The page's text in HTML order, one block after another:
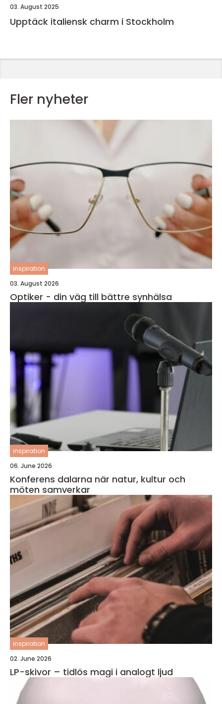
03. August 2025
Upptäck italiensk charm i Stockholm
Fler nyheter
inspiration
03. August 2026
Optiker - din väg till bättre synhälsa
inspiration
06. June 2026
Konferens dalarna när natur, kultur och
möten samverkar
inspiration
02. June 2026
LP-skivor – tidlös magi i analogt ljud